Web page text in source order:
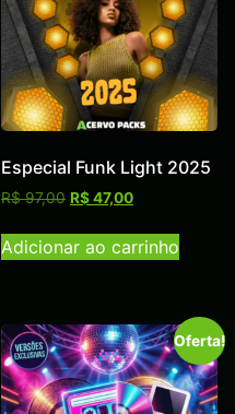
Especial Funk Light 2025
R$97,00 R$47,00
Adicionar ao carrinho
Oferta!